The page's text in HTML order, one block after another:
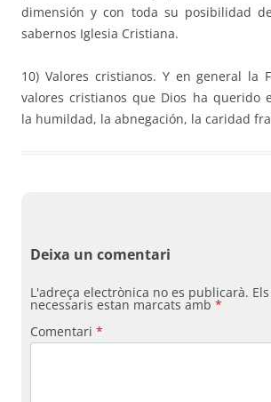
dimensión y con toda su posibilidad
sabernos Iglesia Cristiana.
10) Valores cristianos. Y en general la
valores cristianos que Dios ha querido
la humildad, la abnegación, la caridad
Deixa un comentari
L'adreça electrònica no es publicarà.
necessaris estan marcats amb *
Comentari *